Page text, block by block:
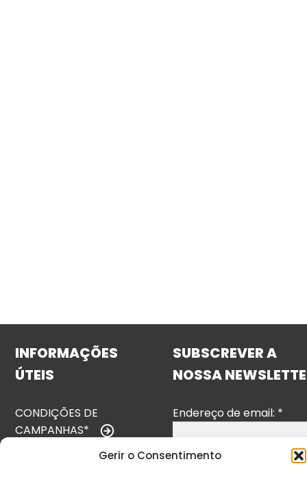
Gerir o Consentimento
INFORMAÇÕES
ÚTEIS
CONDIÇÕES DE
CAMPANHAS*
SUBSCREVER A
NOSSA
Endereço de email: *